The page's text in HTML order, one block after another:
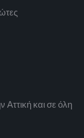
Αττική και σε όλη